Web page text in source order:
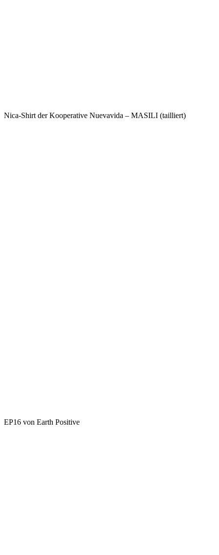
Nica-Shirt der Kooperative Nuevavida – MASILI (tailliert)
EP16 von Earth Positive